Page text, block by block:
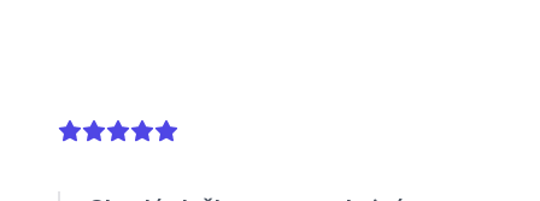
5out of 5 stars